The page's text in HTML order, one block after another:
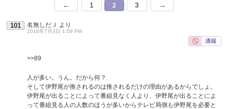
← 1 2 3 →
101 名無しだＪ より
2016年7月3日 1:59 PM
>>89
人が多い。うん。だから何？
そして伊野尾が推されるのは推されるだけの理由があるからでしょ。
伊野尾が出ることによって番組見なく人より、伊野尾が出ることによ
って番組見る人の人数のほうが多いからテレビ局側も伊野尾を必要と